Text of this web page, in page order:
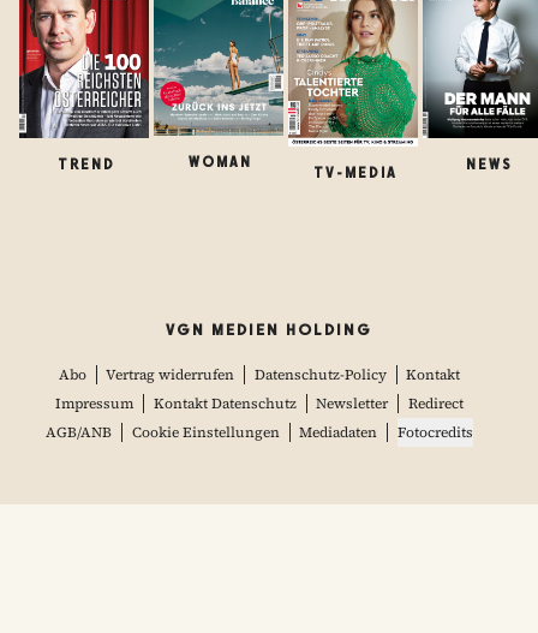
TREND WOMAN
TV-MEDIA
NEWS
VGN MEDIEN HOLDING
Abo Vertrag widerrufen Datenschutz-Policy
Kontakt
Impressum
Kontakt Datenschutz Newsletter
Redirect
AGB/ANB
Cookie Einstellungen Mediadaten Fotocredits